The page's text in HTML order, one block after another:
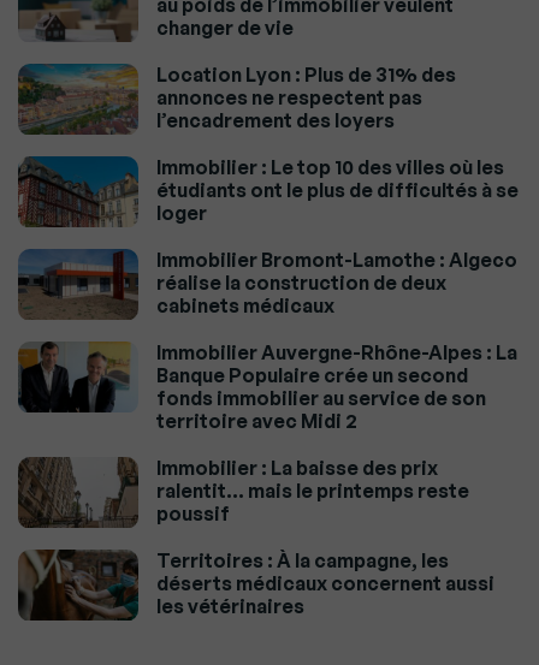
au poids de l’immobilier veulent
changer de vie
Location Lyon : Plus de 31% des
annonces ne respectent pas
l’encadrement des loyers
Immobilier : Le top 10 des villes où les
étudiants ont le plus de difficultés à se
loger
Immobilier Bromont-Lamothe : Algeco
réalise la construction de deux
cabinets médicaux
Immobilier Auvergne-Rhône-Alpes : La
Banque Populaire crée un second
fonds immobilier au service de son
territoire avec Midi 2
Immobilier : La baisse des prix
ralentit… mais le printemps reste
poussif
Territoires : À la campagne, les
déserts médicaux concernent aussi
les vétérinaires